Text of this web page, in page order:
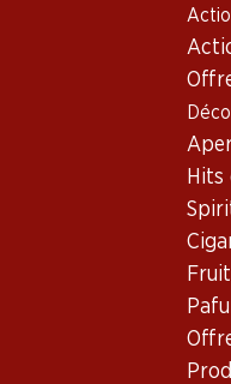
Hits
Shop des Vins
Carmelin Malvoisie du